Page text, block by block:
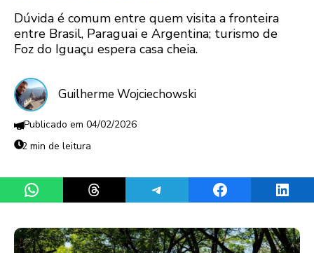
Dúvida é comum entre quem visita a fronteira
entre Brasil, Paraguai e Argentina; turismo de
Foz do Iguaçu espera casa cheia.
Guilherme Wojciechowski
04/02/2026
2 min de leitura
Share on WhatsAppShare on ThreadsShare on TelegramShare on Facebook